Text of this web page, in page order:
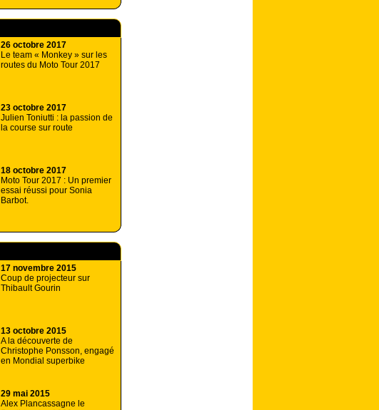
26 octobre 2017
Le team « Monkey » sur les
routes du Moto Tour 2017
23 octobre 2017
Julien Toniutti : la passion de
la course sur route
18 octobre 2017
Moto Tour 2017 : Un premier
essai réussi pour Sonia
Barbot.
17 novembre 2015
Coup de projecteur sur
Thibault Gourin
13 octobre 2015
A la découverte de
Christophe Ponsson, engagé
en Mondial superbike
29 mai 2015
Alex Plancassagne le